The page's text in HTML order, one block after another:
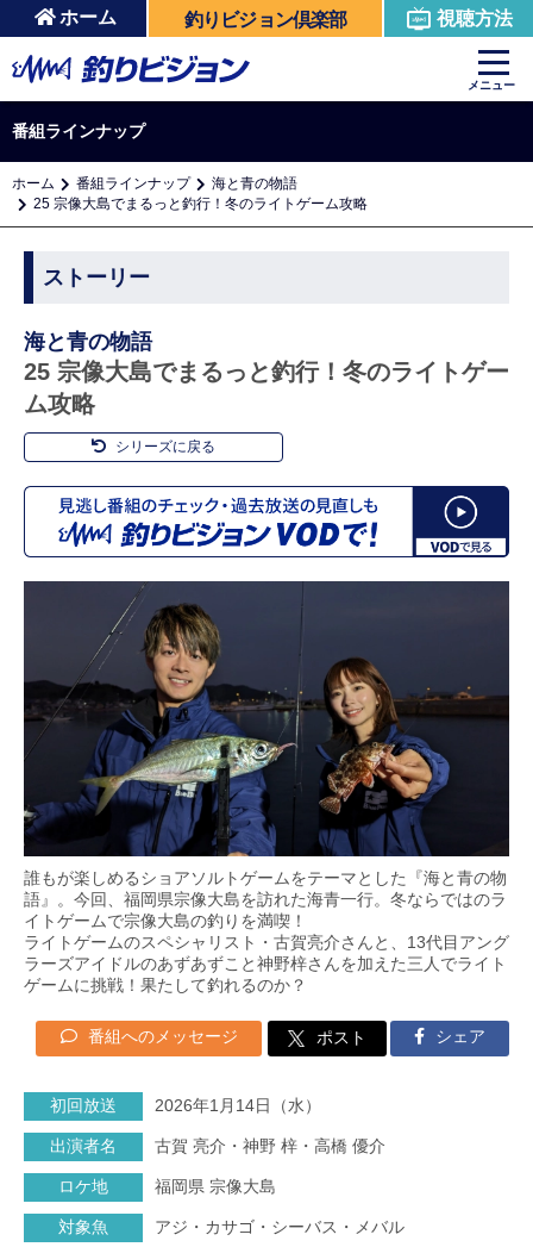
ホーム 釣りビジョン倶楽部 視聴方法
メニュー
番組ラインナップ
ホーム 番組ラインナップ
海と青の物語
25 宗像大島でまるっと釣行！冬のライトゲーム攻略
ストーリー
海と青の物語
25 宗像大島でまるっと釣行！冬のライトゲー
ム攻略
シリーズに戻る
誰もが楽しめるショアソルトゲームをテーマとした『海と青の物
語』。今回、福岡県宗像大島を訪れた海青一行。冬ならではのラ
イトゲームで宗像大島の釣りを満喫！
ライトゲームのスペシャリスト・古賀亮介さんと、13代目アング
ラーズアイドルのあずあずこと神野梓さんを加えた三人でライト
ゲームに挑戦！果たして釣れるのか？
番組へのメッセージ ポスト シェア
初回放送 2026年1月14日（水）
出演者名 古賀 亮介・神野 梓・高橋 優介
ロケ地 福岡県 宗像大島
対象魚 アジ・カサゴ・シーバス・メバル